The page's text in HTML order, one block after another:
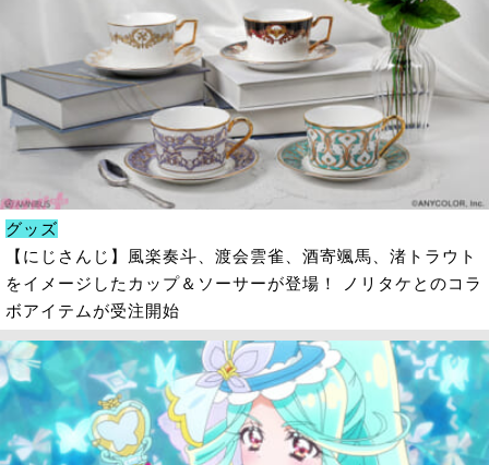
グッズ
【にじさんじ】風楽奏斗、渡会雲雀、酒寄颯馬、渚トラウト
をイメージしたカップ＆ソーサーが登場！ ノリタケとのコラ
ボアイテムが受注開始